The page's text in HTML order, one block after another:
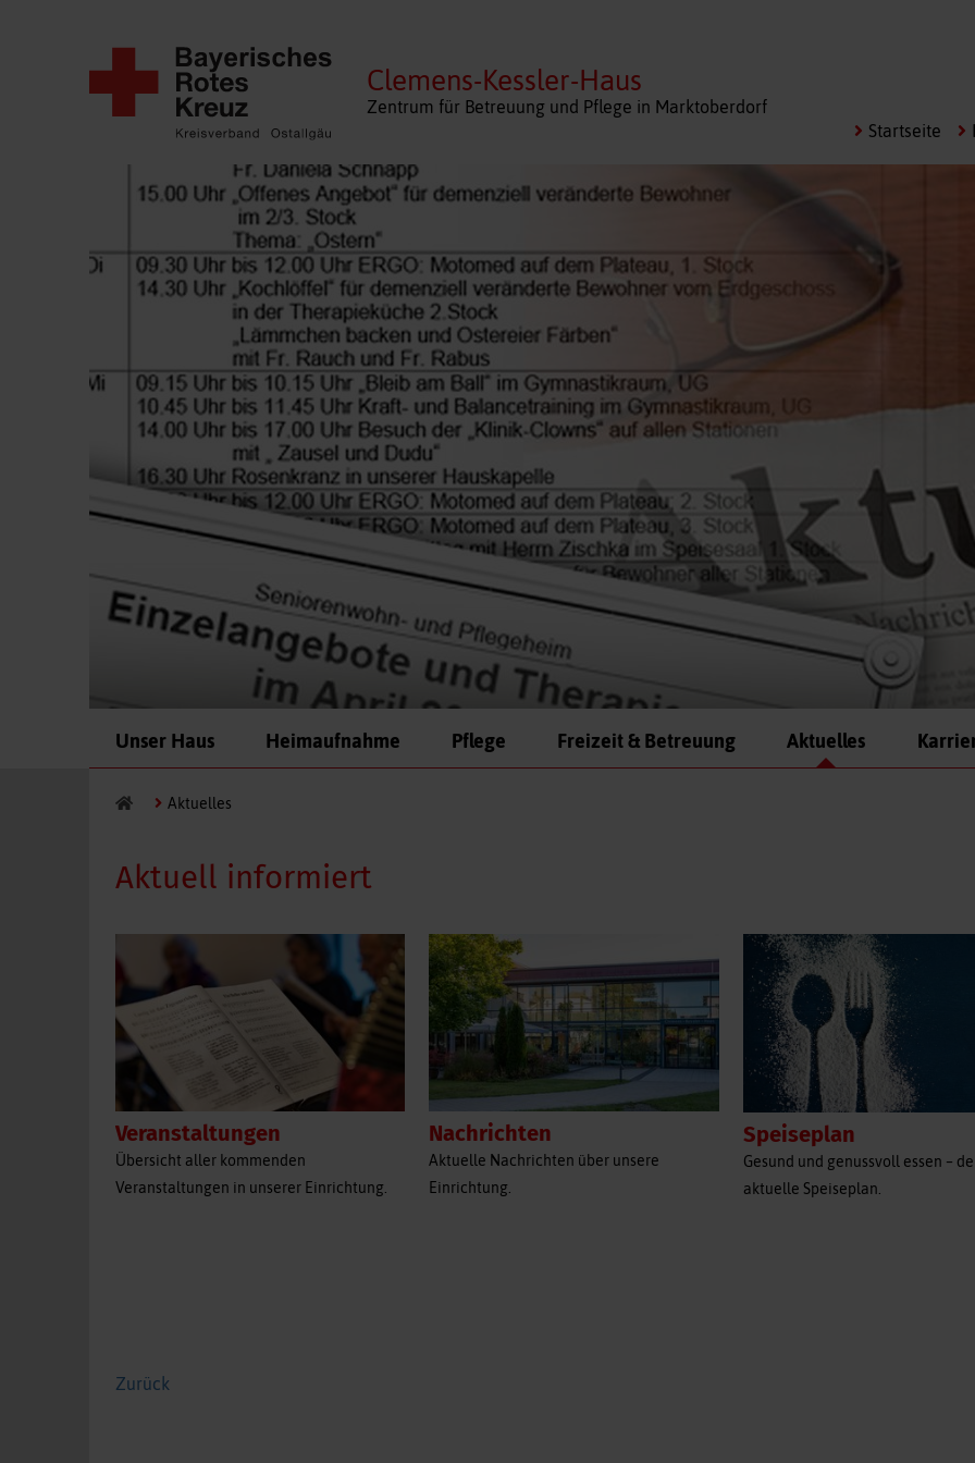
Clemens-Kessler-Haus
Zentrum für Betreuung und Pflege in Marktoberdorf
überspringen
Startseite
Unser Haus Heimaufnahme Pflege Freizeit & Betreuung Aktuelles
Aktuelles
Aktuell informiert
Veranstaltungen
Übersicht aller kommenden
Veranstaltungen in unserer Einrichtung.
Nachrichten
Aktuelle Nachrichten über unsere
Einrichtung.
Speiseplan
Gesund und genussvoll essen –
aktuelle Speiseplan.
Zurück